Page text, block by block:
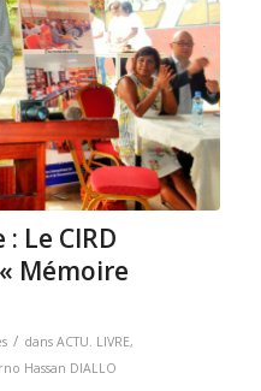
Le CIRD
Mémoire
/ dans ACTU. LIVRE,
Hassan DIALLO